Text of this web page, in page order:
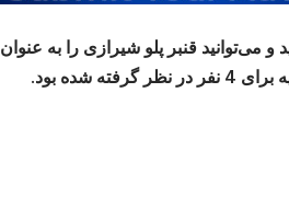
می‌توانید قنبر پلو شیرازی را به عنوان
شده بود‌.